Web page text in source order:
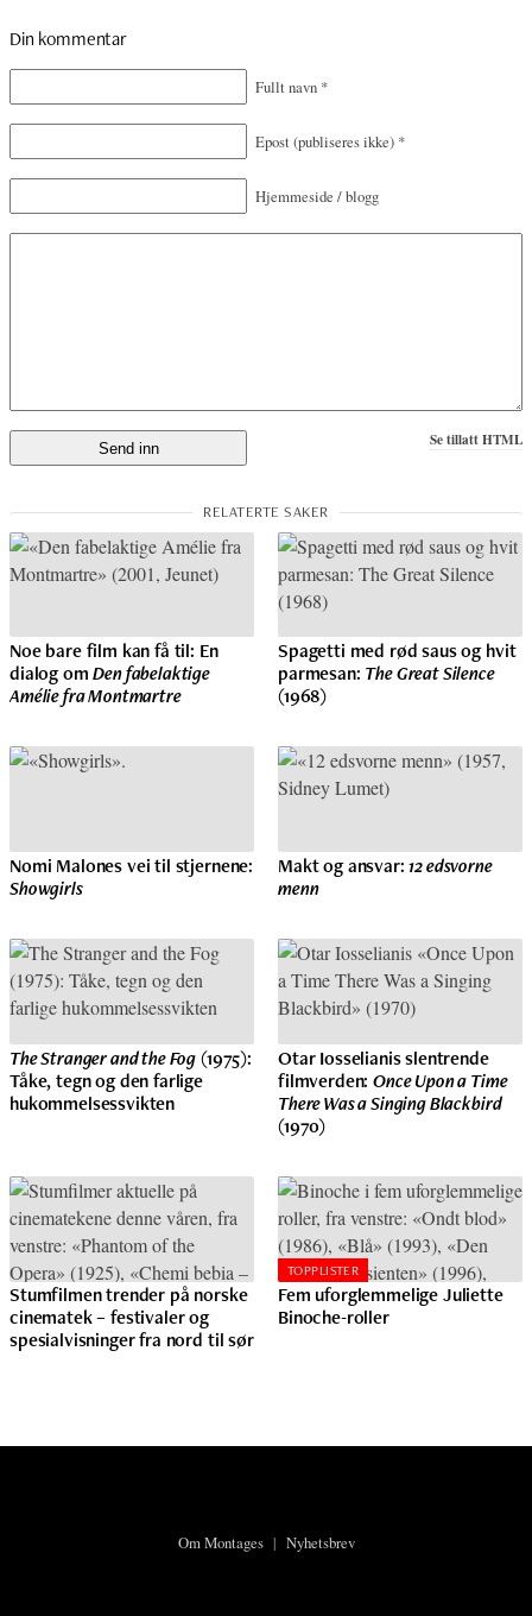
Din kommentar
Fullt navn *
Epost(publiseres ikke) *
Hjemmeside / blogg
Se tillatt HTML
Noe bare film kan få til: En
dialog omDen fabelaktige
Amélie fra Montmartre
Spagetti med rød saus og hvit
parmesan: The Great Silence
(1968)
Nomi Malones vei til stjernene:
Showgirls
Makt og ansvar:12 edsvorne
menn
The Stranger and the Fog(1975):
Tåke, tegn og den farlige
hukommelsessvikten
Otar Iosselianis slentrende
filmverden:Once Upon a Time
There Was a Singing Blackbird
(1970)
Stumfilmen trender på norske
cinematek – festivaler og
spesialvisninger fra nord til sør
TOPPLISTER
Fem uforglemmelige Juliette
Binoche-roller
Om Montages| Nyhetsbrev